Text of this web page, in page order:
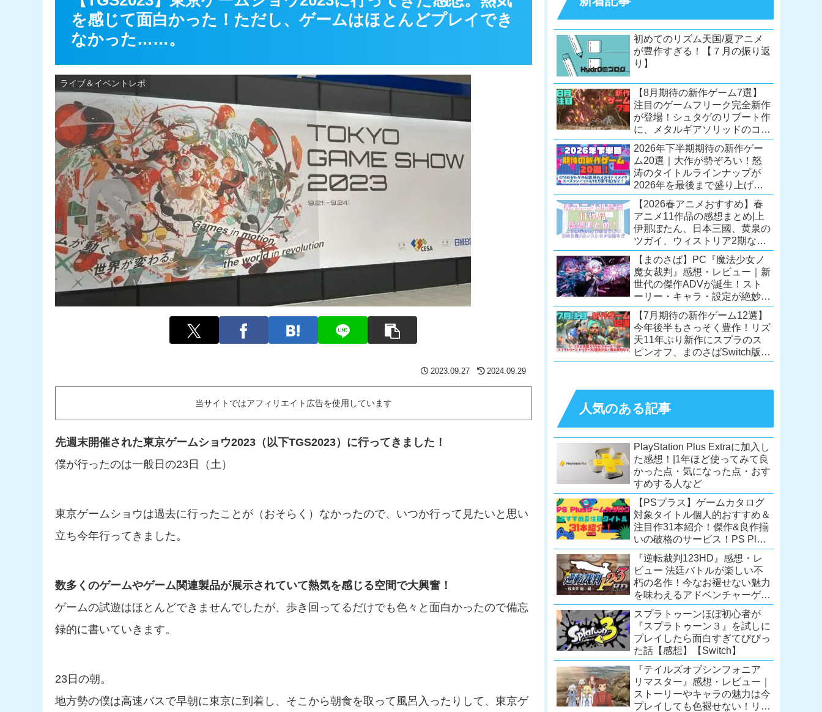
を感じて面白かった！ただし、ゲームはほとんどプレイでき
なかった……。
ライブ＆イベントレポ
2023.09.27 2024.09.29
当サイトではアフィリエイト広告を使用しています
先週末開催された東京ゲームショウ2023（以下TGS2023）に行ってきました！
僕が行ったのは一般日の23日（土）
東京ゲームショウは過去に行ったことが（おそらく）なかったので、いつか行って見たいと思い
立ち今年行ってきました。
数多くのゲームやゲーム関連製品が展示されていて熱気を感じる空間で大興奮！
ゲームの試遊はほとんどできませんでしたが、歩き回ってるだけでも色々と面白かったので備忘
録的に書いていきます。
23日の朝。
地方勢の僕は高速バスで早朝に東京に到着し、そこから朝食を取って風呂入ったりして、東京ゲ
初めてのリズム天国/夏アニメ
が豊作すぎる！【７月の振り返
り】
【8月期待の新作ゲーム7選】
注目のゲームフリーク完全新作
が登場！シュタゲのリブート作
に、メタルギアソリッドのコレ
クション第2弾も。夏休みを盛
り上げるタイトル大集合！
【Switch2/PS5/PC】
2026年下半期期待の新作ゲー
ム20選｜大作が勢ぞろい！怒
涛のタイトルラインナップが
2026年を最後まで盛り上げ
る！【Switch2/PS5/Xbox/PC】
【2026春アニメおすすめ】春
アニメ11作品の感想まとめ|上
伊那ぼたん、日本三國、黄泉の
ツガイ、ウィストリア2期な
ど……レベルの高い作品が多
い！？
【まのさば】PC『魔法少女ノ
魔女裁判』感想・レビュー｜新
世代の傑作ADVが誕生！スト
ーリー・キャラ・設定が絶妙に
絡み合う、命懸けの議論ミステ
リー【PC/Switch】
【7月期待の新作ゲーム12選】
今年後半もさっそく豊作！リズ
天11年ぶり新作にスプラのス
ピンオフ、まのさばSwitch版
も！【Switch2/PS5/PC】
人気のある記事
PlayStation Plus Extraに加入し
た感想！|1年ほど使ってみて良
かった点・気になった点・おす
すめする人など
【PSプラス】ゲームカタログ
対象タイトル個人的おすすめ＆
注目作31本紹介！傑作&良作揃
いの破格のサービス！PS Plus
Extra会員以上は遊び放題！
【2026年7月時点】
【PS5/PS4】
『逆転裁判123HD』感想・レ
ビュー 法廷バトルが楽しい不
朽の名作！今なお褪せない魅力
を味わえるアドベンチャーゲー
ムの傑作！（現在『逆転裁判
123 成歩堂セレクション』が配
信中）
スプラトゥーンほぼ初心者が
『スプラトゥーン３』を試しに
プレイしたら面白すぎてびびっ
た話【感想】【Switch】
『テイルズオブシンフォニア
リマスター』感想・レビュー｜
ストーリーやキャラの魅力は今
プレイしても色褪せない！リマ